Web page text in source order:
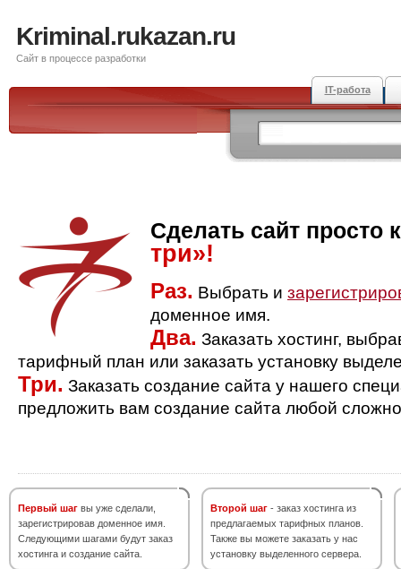
Kriminal.rukazan.ru
Сайт в процессе разработки
IT-работа
Сделать сайт просто
три»!
Раз. Выбрать и
доменное имя.
Два. Заказать хостинг,
тарифный план или заказать установку
Три. Заказать создание сайта у нашего
предложить вам создание сайта любой
Первый шаг вы уже сделали,
зарегистрировав доменное имя.
Следующими шагами будут заказ
хостинга и создание сайта.
Второй шаг - заказ хостинга из
предлагаемых тарифных планов.
Также вы можете заказать у нас
установку выделенного сервера.